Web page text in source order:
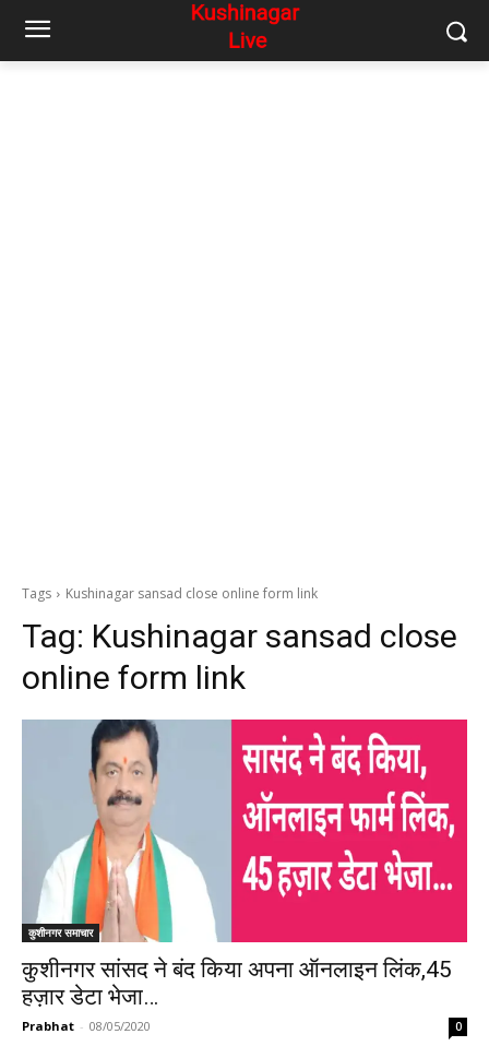
Tags Kushinagar sansad close online form link
Tag: Kushinagar sansad close
online form link
कुशीनगर समाचार
कुशीनगर सांसद ने बंद किया अपना ऑनलाइन लिंक,45
हज़ार डेटा भेजा…
Prabhat - 08/05/2020 0